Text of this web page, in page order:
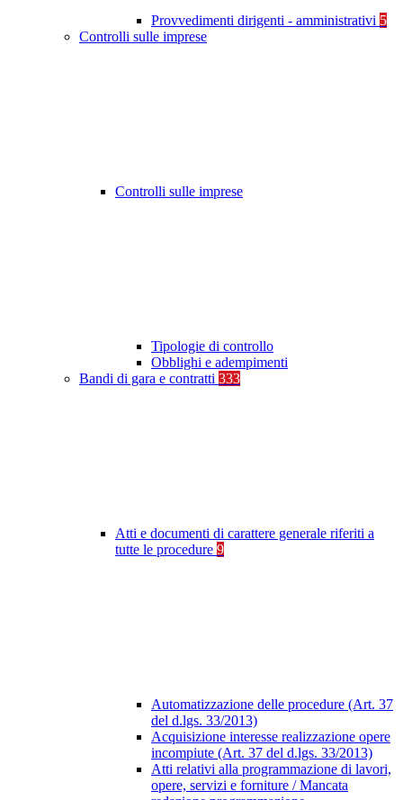
Provvedimenti dirigenti - amministrativi 5
Controlli sulle imprese
Controlli sulle imprese
Tipologie di controllo
Obblighi e adempimenti
Bandi di gara e contratti 333
Atti e documenti di carattere generale riferiti a
tutte le procedure 9
Automatizzazione delle procedure (Art. 37
del d.lgs. 33/2013)
Acquisizione interesse realizzazione opere
incompiute (Art. 37 del d.lgs. 33/2013)
Atti relativi alla programmazione di lavori,
opere, servizi e forniture / Mancata